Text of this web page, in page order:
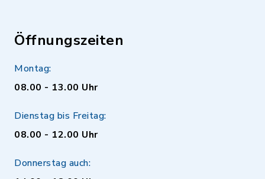
Öffnungszeiten
Montag:
08.00 - 13.00 Uhr
Dienstag bis Freitag:
08.00 - 12.00 Uhr
Donnerstag auch: